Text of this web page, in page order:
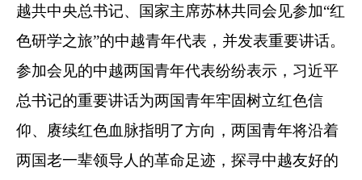
越共中央总书记、国家主席苏林共同会见参加“红
色研学之旅”的中越青年代表，并发表重要讲话。
参加会见的中越两国青年代表纷纷表示，习近平
总书记的重要讲话为两国青年牢固树立红色信
仰、赓续红色血脉指明了方向，两国青年将沿着
两国老一辈领导人的革命足迹，探寻中越友好的